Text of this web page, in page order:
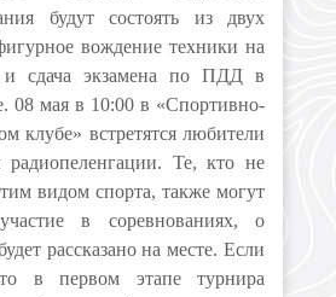
будут состоять из двух
вождение техники на
и сдача экзамена по ПДД в
08 мая в 10:00 в «Спортивно-
клубе» встретятся любители
радиопеленгации. Те, кто не
видом спорта, также могут
в соревнованиях, о
рассказано на месте. Если
в первом этапе турнира